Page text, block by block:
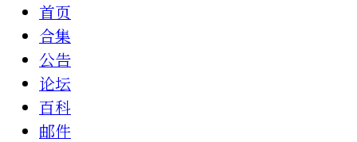
首页
合集
公告
论坛
百科
邮件